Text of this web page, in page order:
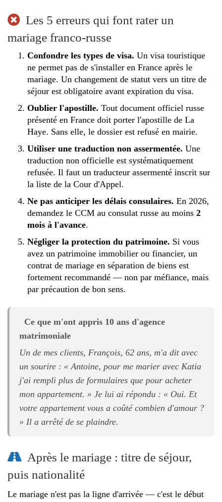
Les 5 erreurs qui font rater un
mariage franco-russe
Confondre les types de visa. Un visa touristique
ne permet pas de s'installer en France après le
mariage. Un changement de statut vers un titre de
séjour est obligatoire avant expiration du visa.
Oublier l'apostille. Tout document officiel russe
présenté en France doit porter l'apostille de La
Haye. Sans elle, le dossier est refusé en mairie.
Utiliser une traduction non assermentée. Une
traduction non officielle est systématiquement
refusée. Il faut un traducteur assermenté inscrit sur
la liste de la Cour d'Appel.
Ne pas anticiper les délais consulaires. En 2026,
demandez le CCM au consulat russe au moins 2
mois à l'avance.
Négliger la protection du patrimoine. Si vous
avez un patrimoine immobilier ou financier, un
contrat de mariage en séparation de biens est
fortement recommandé — non par méfiance, mais
par précaution de bon sens.
Ce que m'ont appris 10 ans d'agence
matrimoniale
Un de mes clients, François, 62 ans, m'a dit avec
un sourire : « Antoine, pour me marier avec Katia
j'ai rempli plus de formulaires que pour acheter
mon appartement. » Je lui ai répondu : « Oui. Et
votre appartement vous a coûté combien d'amour ?
» Il a arrêté de se plaindre.
Après le mariage : titre de séjour,
puis nationalité
Le mariage n'est pas la ligne d'arrivée — c'est le début